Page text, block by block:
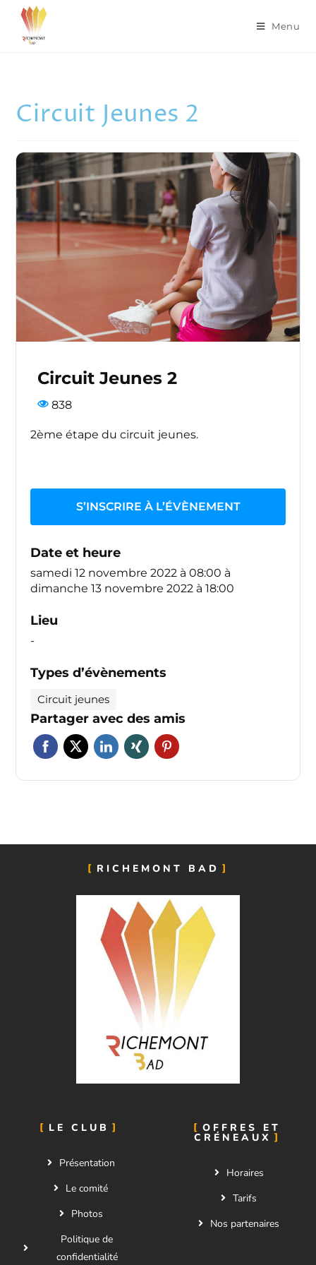
Menu
Circuit Jeunes 2
Circuit Jeunes 2
838
2ème étape du circuit jeunes.
S’INSCRIRE À L’ÉVÈNEMENT
Date et heure
samedi 12 novembre 2022 à 08:00 à
dimanche 13 novembre 2022 à 18:00
Lieu
-
Types d’évènements
Circuit jeunes
Partager avec des amis
RICHEMONT BAD
LE CLUB
Présentation
Le comité
Photos
Politique de
confidentialité
OFFRES ET
CRÉNEAUX
Horaires
Tarifs
Nos partenaires